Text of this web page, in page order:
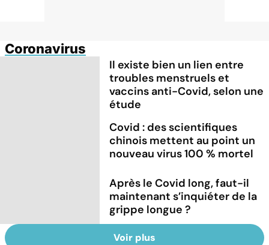
Coronavirus
Il existe bien un lien entre
troubles menstruels et
vaccins anti-Covid, selon une
étude
Covid : des scientifiques
chinois mettent au point un
nouveau virus 100 % mortel
Après le Covid long, faut-il
maintenant s’inquiéter de la
grippe longue ?
Voir plus